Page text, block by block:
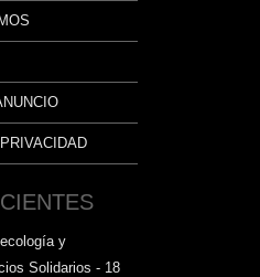
y
Solidarios - 18